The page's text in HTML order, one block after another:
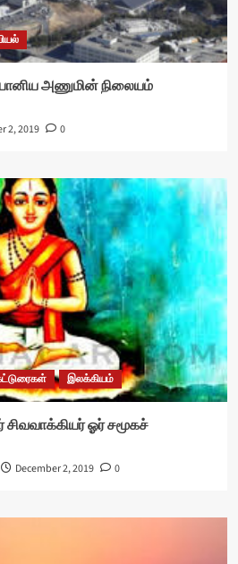
அணுமின் நிலையம்
2, 2019 0
இலக்கியம்
சிவவாக்கியர் ஓர் சமூகச்
December 2, 2019 0